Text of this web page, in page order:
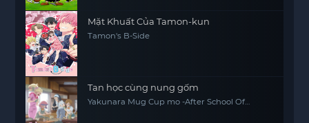
Mặt Khuất Của Tamon-kun
Tamon's B-Side
Tan học cùng nung gốm
Yakunara Mug Cup mo -After School Of